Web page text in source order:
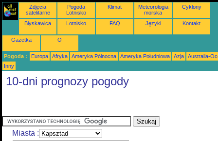
Zdjęcia
satelitarne
Pogoda
Lotnisko
Klimat
Meteorologia
morska
Cyklony
Błyskawica Lotnisko FAQ Języki Kontakt
Gazetka O
Pogoda : Europa Afryka Ameryka Północna Ameryka Południowa Azja
Australia-
Inny
10-dni prognozy pogody
Miasta :